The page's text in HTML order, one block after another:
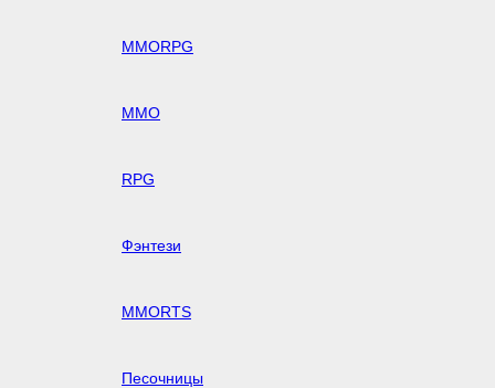
MMORPG
MMO
RPG
Фэнтези
MMORTS
Песочницы